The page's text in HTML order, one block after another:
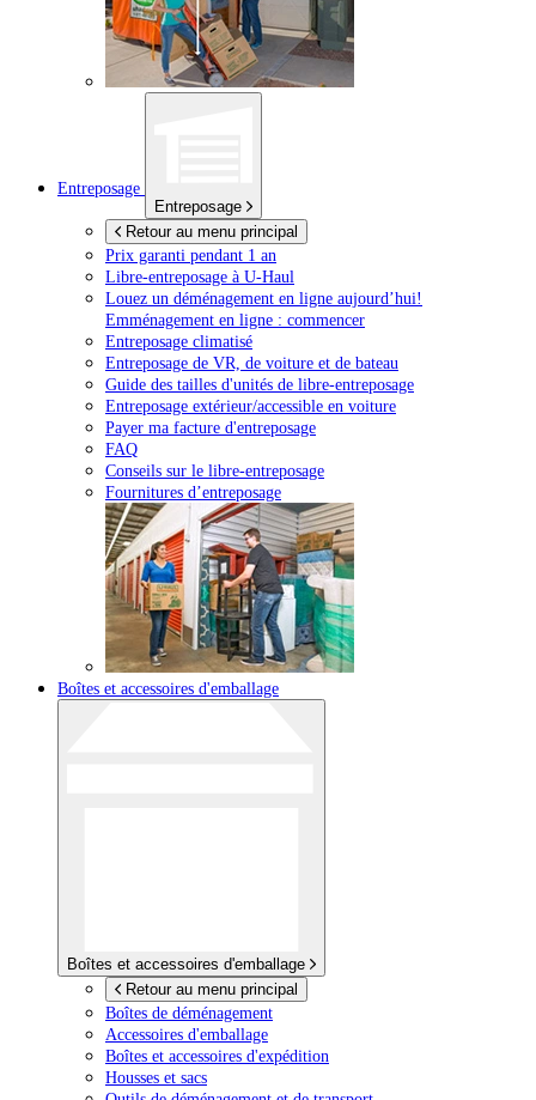
Entreposage
Entreposage
Retour au menu principal
Prix garanti pendant 1 an
Libre-entreposage à U-Haul
Louez un déménagement en ligne aujourd’hui!
Emménagement en ligne : commencer
Entreposage climatisé
Entreposage de VR, de voiture et de bateau
Guide des tailles d'unités de libre-entreposage
Entreposage extérieur/accessible en voiture
Payer ma facture d'entreposage
FAQ
Conseils sur le libre-entreposage
Fournitures d’entreposage
Boîtes et accessoires d'emballage
Boîtes et accessoires d'emballage
Retour au menu principal
Boîtes de déménagement
Accessoires d'emballage
Boîtes et accessoires d'expédition
Housses et sacs